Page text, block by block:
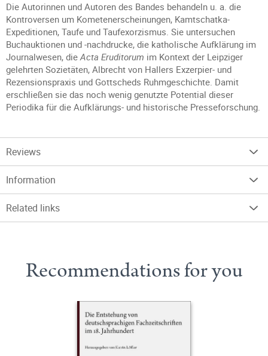
Die Autorinnen und Autoren des Bandes behandeln u. a. die
Kontroversen um Kometenerscheinungen, Kamtschatka-
Expeditionen, Taufe und Taufexorzismus. Sie untersuchen
Buchauktionen und -nachdrucke, die katholische Aufklärung im
Journalwesen, dieActa Eruditorum im Kontext der Leipziger
gelehrten Sozietäten, Albrecht von Hallers Exzerpier- und
Rezensionspraxis und Gottscheds Ruhmgeschichte. Damit
erschließen sie das noch wenig genutzte Potential dieser
Periodika für die Aufklärungs- und historische Presseforschung.
Reviews
Information
Related links
Recommendations for you